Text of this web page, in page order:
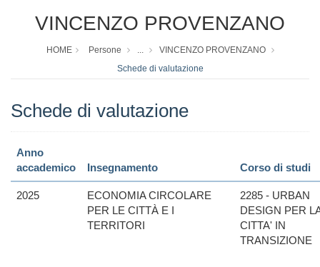
VINCENZO PROVENZANO
HOME Persone ...
VINCENZO PROVENZANO
Schede di valutazione
Schede di valutazione
Anno
accademico
Insegnamento Corso di studi
2025
ECONOMIA CIRCOLARE
PER LE CITTÀ E I
TERRITORI
2285 - URBAN
DESIGN PER
CITTA' IN
TRANSIZIONE